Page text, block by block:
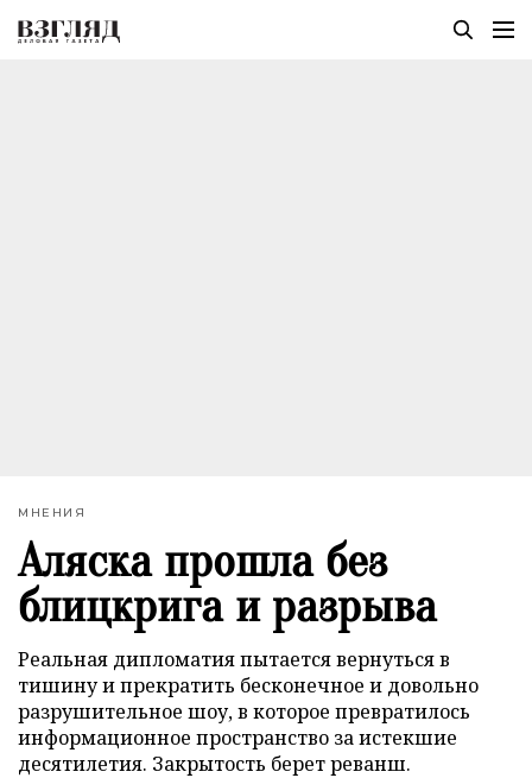
МНЕНИЯ
Аляска прошла без
блицкрига и разрыва
Реальная дипломатия пытается вернуться в
тишину и прекратить бесконечное и довольно
разрушительное шоу, в которое превратилось
информационное пространство за истекшие
десятилетия. Закрытость берет реванш.